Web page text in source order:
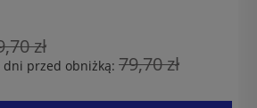
zł
dni przed obniżką: 79,70 zł